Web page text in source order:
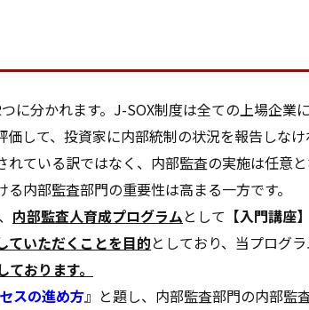
分かれます。J-SOX制度は全ての上場企業
して、投資家に内部統制の状況を報告しな
ている訳ではなく、内部監査の実施は任意
内部監査部門の重要性は高まる一方です。
内部監査人育成プログラムとして 【入門講座】
ていただくことを目的としており、当プログ
おります。
スの進め方』と題し、内部監査部門の内部監